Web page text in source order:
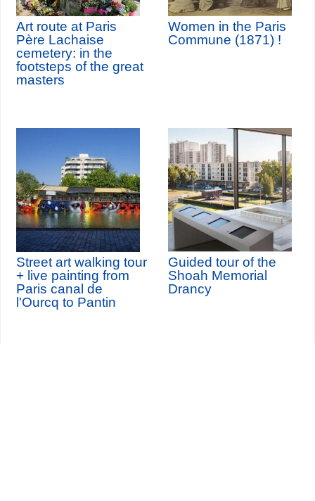
Art route at Paris
Père Lachaise
cemetery: in the
footsteps of the great
masters
Women in the Paris
Commune (1871) !
Street art walking tour
+ live painting from
Paris canal de
l'Ourcq to Pantin
Guided tour of the
Shoah Memorial
Drancy